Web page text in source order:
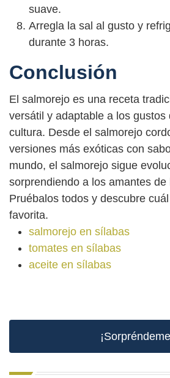
suave.
Arregla la sal al gusto y
durante 3 horas.
Conclusión
El salmorejo es una receta
versátil y adaptable a los gustos
cultura. Desde el salmorejo
versiones más exóticas con
mundo, el salmorejo sigue
sorprendiendo a los amantes
Pruébalos todos y descubre
favorita.
salmorejo en sílabas
tomates en sílabas
aceite en sílabas